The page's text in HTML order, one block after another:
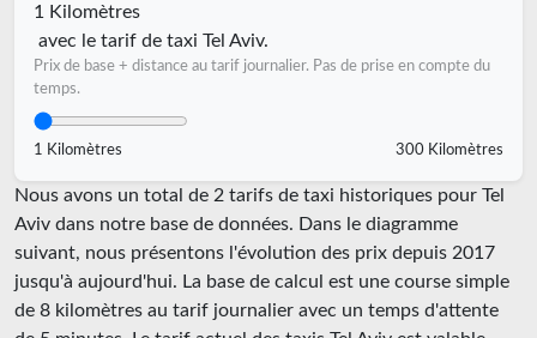
1 Kilomètres
avec le tarif de taxi Tel Aviv.
Prix de base + distance au tarif journalier. Pas de prise en compte du
temps.
1 Kilomètres 300 Kilomètres
Nous avons un total de 2 tarifs de taxi historiques pour Tel
Aviv dans notre base de données. Dans le diagramme
suivant, nous présentons l'évolution des prix depuis 2017
jusqu'à aujourd'hui. La base de calcul est une course simple
de 8 kilomètres au tarif journalier avec un temps d'attente